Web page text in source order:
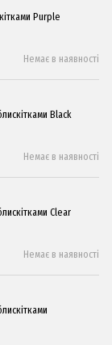
Purple
Немає в наявності
Black
Немає в наявності
Clear
Немає в наявності